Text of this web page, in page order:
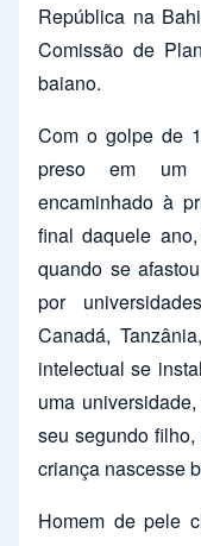
República na
Comissão de
baiano.
Com o golpe de
preso em um
encaminhado à
final daquele
quando se
por
Canadá,
intelectual se
uma
seu segundo
criança nascesse
Homem de pele